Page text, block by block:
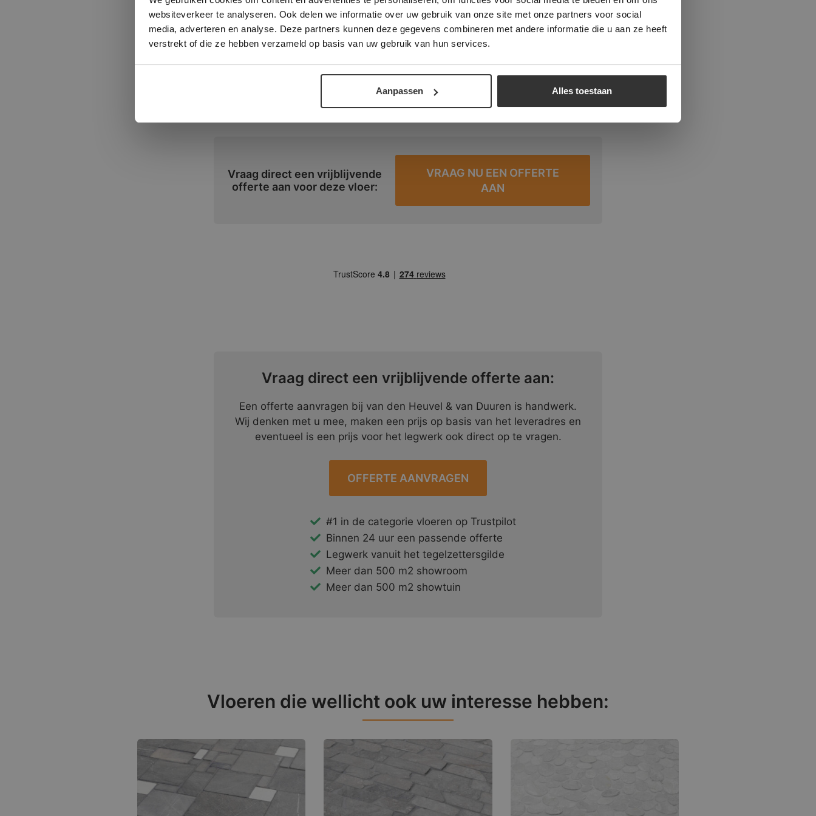
websiteverkeer te analyseren. Ook delen we informatie over uw gebruik van onze site met onze partners voor social
media, adverteren en analyse. Deze partners kunnen deze gegevens combineren met andere informatie die u aan ze heeft
verstrekt of die ze hebben verzameld op basis van uw gebruik van hun services.
Aanpassen Alles toestaan
Formaten:
30 x 30 cm. Dikte ca 1 cm (Netje)
Toepassingen voor deze tegels:
Vraag direct een vrijblijvende
offerte aan voor deze vloer:
VRAAG NU EEN OFFERTE
AAN
Vraag direct een vrijblijvende offerte aan:
Een offerte aanvragen bij van den Heuvel & van Duuren is handwerk.
Wij denken met u mee, maken een prijs op basis van het leveradres en
eventueel is een prijs voor het legwerk ook direct op te vragen.
OFFERTE AANVRAGEN
#1 in de categorie vloeren op Trustpilot
Binnen 24 uur een passende offerte
Legwerk vanuit het tegelzettersgilde
Meer dan 500 m2 showroom
Meer dan 500 m2 showtuin
Vloeren die wellicht ook uw interesse hebben:
ALLES ACCEPTEREN ALLES AFWIJZEN